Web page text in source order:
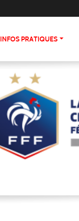
INFOS PRATIQUES